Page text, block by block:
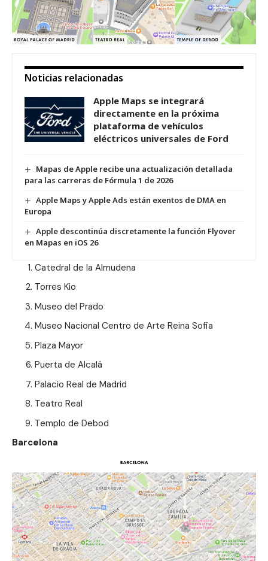
Noticias relacionadas
Apple Maps se integrará
directamente en la próxima
plataforma de vehículos
eléctricos universales de Ford
Mapas de Apple recibe una actualización detallada
para las carreras de Fórmula 1 de 2026
Apple Maps y Apple Ads están exentos de DMA en
Europa
Apple descontinúa discretamente la función Flyover
en Mapas en iOS 26
Catedral de la Almudena
Torres Kio
Museo del Prado
Museo Nacional Centro de Arte Reina Sofia
Plaza Mayor
Puerta de Alcalá
Palacio Real de Madrid
Teatro Real
Templo de Debod
Barcelona